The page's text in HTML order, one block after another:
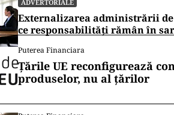
cum să îți maximizezi șansele
de WhatsApp